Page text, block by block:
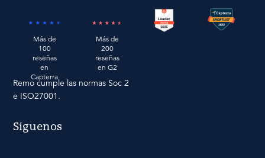
Más de
100
reseñas
en
Capterra
Más de
200
reseñas
en G2
Remo cumple las normas Soc 2
e ISO27001.
Síguenos